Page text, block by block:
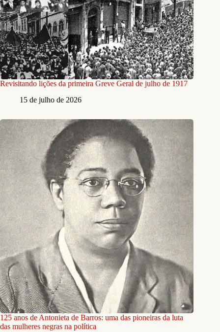
Revisitando lições da primeira Greve Geral de julho de 1917
15 de julho de 2026
125 anos de Antonieta de Barros: uma das pioneiras da luta
das mulheres negras na política